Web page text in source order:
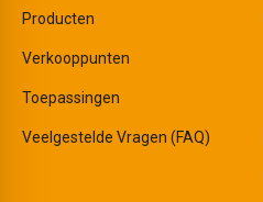
Producten
Verkooppunten
Toepassingen
Veelgestelde Vragen (FAQ)